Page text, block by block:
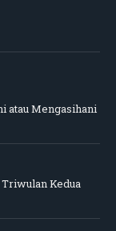
atau Mengasihani
Kedua